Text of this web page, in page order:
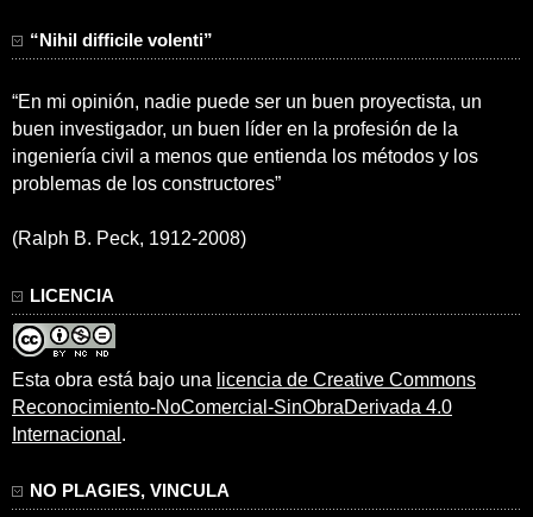
“Nihil difficile volenti”
“En mi opinión, nadie puede ser un buen proyectista, un
buen investigador, un buen líder en la profesión de la
ingeniería civil a menos que entienda los métodos y los
problemas de los constructores”
(Ralph B. Peck, 1912-2008)
LICENCIA
Esta obra está bajo una licencia de Creative Commons
Reconocimiento-NoComercial-SinObraDerivada 4.0
Internacional .
NO PLAGIES, VINCULA